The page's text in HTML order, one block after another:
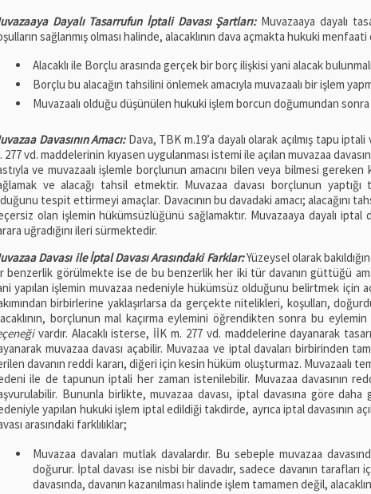
Dayalı Tasarrufun İptali Davası Şartları: Muvazaaya dayalı
sağlanmış olması halinde, alacaklının dava açmakta hukuki
Alacaklı ile Borçlu arasında gerçek bir borç ilişkisi yani alacak
Borçlu bu alacağın tahsilini önlemek amacıyla muvazaalı bir işlem
Muvazaalı olduğu düşünülen hukuki işlem borcun doğumundan sonra
Davasının Amacı:Dava, TBK m.19’a dayalı olarak açılmış tapu
277 vd. maddelerinin kıyasen uygulanması istemi ile açılan muvazaa
ve muvazaalı işlemle borçlunun amacını bilen veya bilmesi
ve alacağı tahsil etmektir. Muvazaa davası borçlunun
tespit ettirmeyi amaçlar. Davacının bu davadaki amacı; alacağını
olan işlemin hükümsüzlüğünü sağlamaktır. Muvazaaya dayalı iptal
uğradığını ileri sürmektedir.
Davası ile İptal Davası Arasındaki Farklar:Yüzeysel olarak
benzerlik görülmekte ise de bu benzerlik her iki tür davanın güttüğü
yapılan işlemin muvazaa nedeniyle hükümsüz olduğunu belirtmek için
birbirlerine yaklaşırlarsa da gerçekte nitelikleri, koşulları,
borçlunun mal kaçırma eylemini öğrendikten sonra bu
vardır. Alacaklı isterse, İİK m. 277 vd. maddelerine dayanarak
muvazaa davası açabilir. Muvazaa ve iptal davaları birbirinden
davanın reddi kararı, diğeri için kesin hüküm oluşturmaz. Muvazaalı
ile de tapunun iptali her zaman istenilebilir. Muvazaa davasının
Bununla birlikte, muvazaa davası, iptal davasına göre
yapılan hukuki işlem iptal edildiği takdirde, ayrıca iptal davasının
arasındaki farklılıklar;
Muvazaa davaları mutlak davalardır. Bu sebeple muvazaa
doğurur. İptal davası ise nisbi bir davadır, sadece davanın tarafları
davasında, davanın kazanılması halinde işlem tamamen değil,